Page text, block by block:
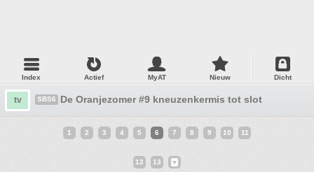
Index Actief MyAT Nieuw Dicht
tv SBS6 De Oranjezomer #9 kneuzenkermis tot slot
1 2 3 4 5 6 7 8 9 10 11
12 13